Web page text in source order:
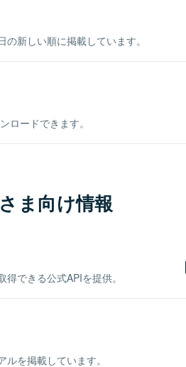
新しい順に掲載しています。
ロードできます。
ま向け情報
できる公式APIを提供。
を掲載しています。